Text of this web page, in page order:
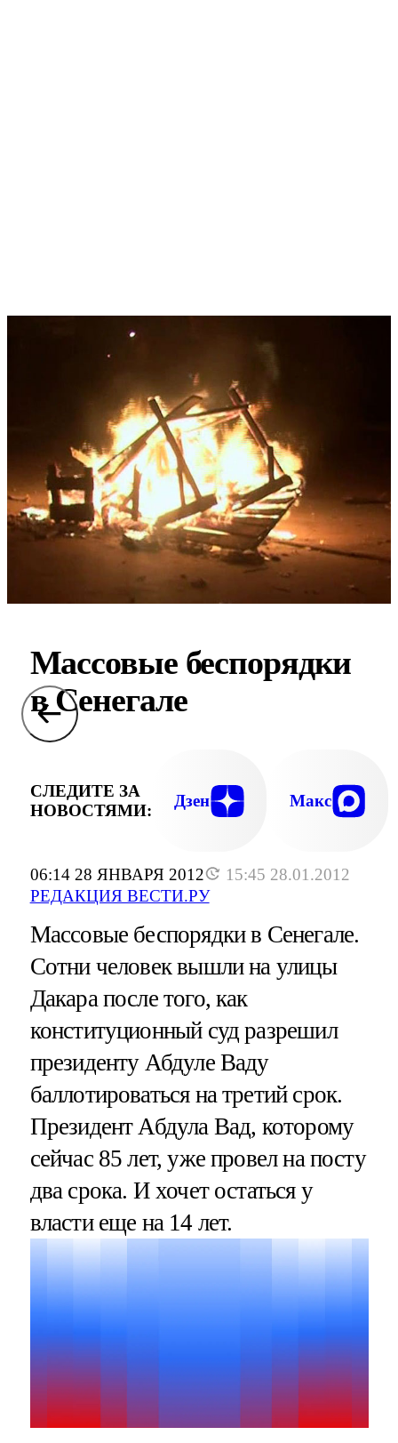
06:14 28 ЯНВАРЯ 2012
15:45 28.01.2012
РЕДАКЦИЯ ВЕСТИ.РУ
Массовые беспорядки
в Сенегале
СЛЕДИТЕ ЗА
НОВОСТЯМИ:
Дзен Макс
Массовые беспорядки в Сенегале.
Сотни человек вышли на улицы
Дакара после того, как
конституционный суд разрешил
президенту Абдуле Ваду
баллотироваться на третий срок.
Президент Абдула Вад, которому
сейчас 85 лет, уже провел на посту
два срока. И хочет остаться у
власти еще на 14 лет.